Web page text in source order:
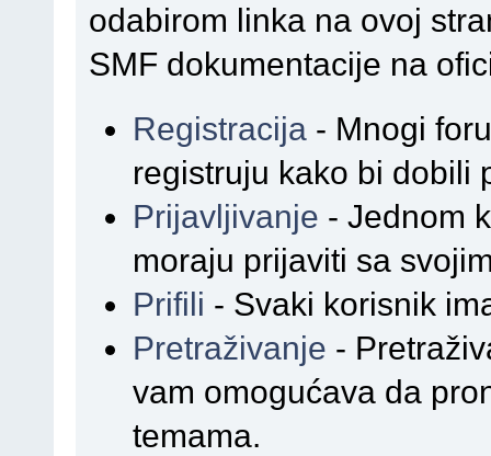
odabirom linka na ovoj
SMF dokumentacije na
Registracija - Mnogi
registruju kako bi dobili
Prijavljivanje - Jednom
moraju prijaviti sa
Prifili - Svaki korisnik
Pretraživanje -
vam omogućava da
temama.